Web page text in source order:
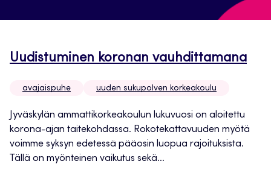
Uudistuminen koronan vauhdittamana
avajaispuhe uuden sukupolven korkeakoulu
Jyväskylän ammattikorkeakoulun lukuvuosi on aloitettu
korona-ajan taitekohdassa. Rokotekattavuuden myötä
voimme syksyn edetessä pääosin luopua rajoituksista.
Tällä on myönteinen vaikutus sekä...